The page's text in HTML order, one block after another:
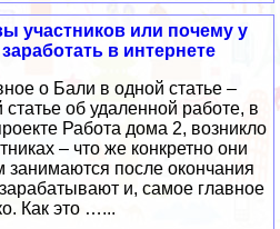
участников или почему у
в интернете
о Бали в одной статье –
об удаленной работе, в
Работа дома 2, возникло
– что же конкретно они
занимаются после окончания
и, самое главное
Как это …...